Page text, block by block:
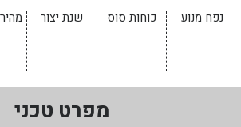
בכנרת
נפח מנוע כוחות סוס שנת יצור
מפרט טכני